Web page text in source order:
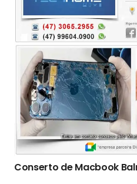
Conserto de Macbook